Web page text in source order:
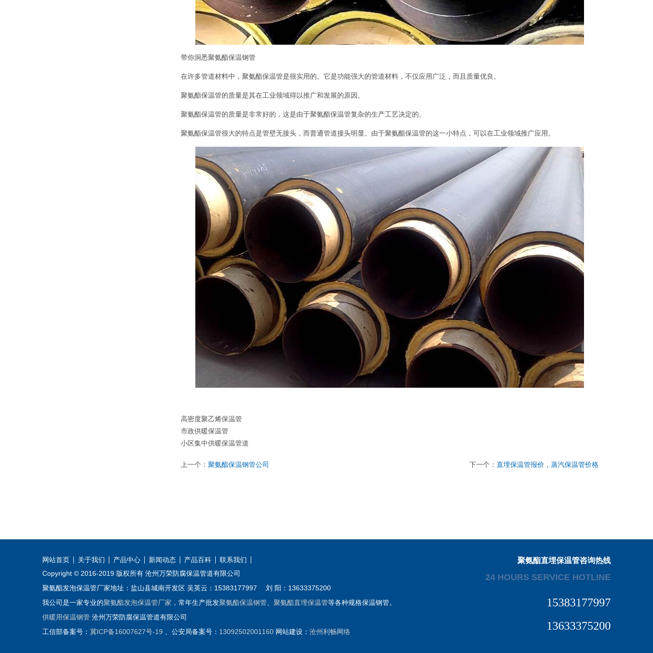
带你洞悉聚氨酯保温钢管
在许多管道材料中，聚氨酯保温管是很实用的。它是功能强大的管道材料，不仅应用广泛，而且质量优良。
聚氨酯保温管的质量是其在工业领域得以推广和发展的原因。
聚氨酯保温管的质量是非常好的，这是由于聚氨酯保温管复杂的生产工艺决定的。
聚氨酯保温管很大的特点是管壁无接头，而普通管道接头明显。由于聚氨酯保温管的这一小特点，可以在工业领域推广应用。
高密度聚乙烯保温管
市政供暖保温管
小区集中供暖保温管道
上一个： 聚氨酯保温钢管公司 下一个： 直埋保温管报价，蒸汽保温管价格
聚氨酯直埋保温管咨询热线
24 HOURS SERVICE HOTLINE
15383177997
13633375200
网站首页 关于我们 产品中心 新闻动态 产品百科
联系我们
Copyright © 2016-2019 版权所有 沧州万荣防腐保温管道有限公司
聚氨酯发泡保温管厂家地址：盐山县城南开发区 吴英云：15383177997 刘 阳：13633375200
我公司是一家专业的聚氨酯发泡保温管厂家 ，常年生产批发聚氨酯保温钢管 聚氨酯直埋保温管等各种规格保温钢管。
供暖用保温钢管 沧州万荣防腐保温管道有限公司
工信部备案号： 冀ICP备16007627号-19 、公安局备案号： 13092502001160 网站建设： 沧州利畅网络